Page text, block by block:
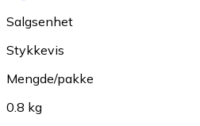
Salgsenhet
Stykkevis
Mengde/pakke
0.8 kg